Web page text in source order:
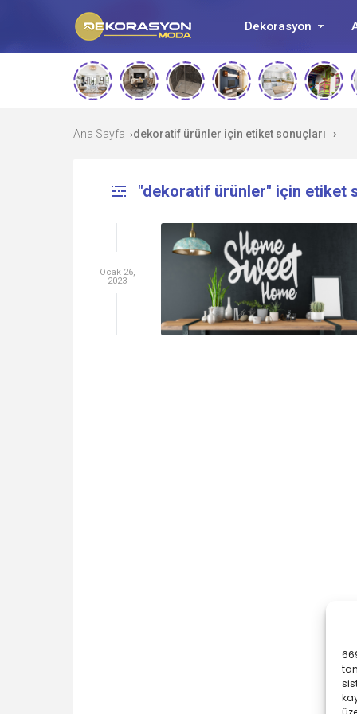
Dekorasyon
Ana Sayfa ›dekoratif ürünler için etiket sonuçları ›
"dekoratif ürünler" için etiket
Ocak 26,
2023